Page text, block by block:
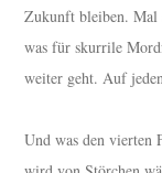
Zukunft bleiben. Mal
was für skurrile
weiter geht. Auf
Und was den vierten